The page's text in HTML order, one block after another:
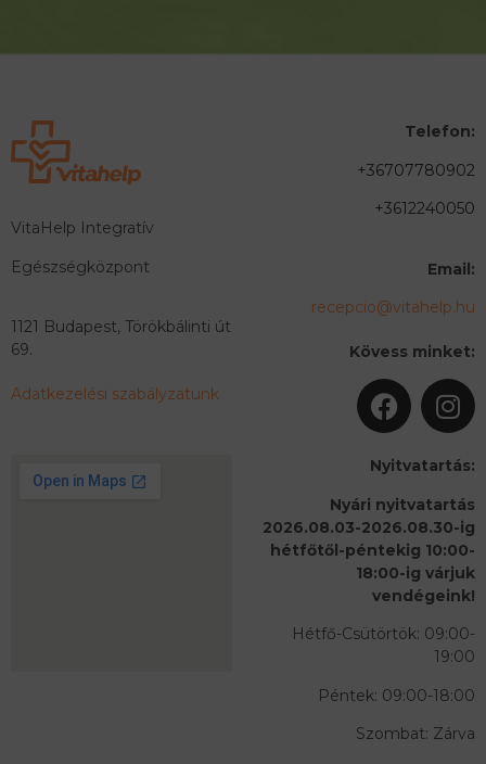
VitaHelp Integratív
Egészségközpont
1121 Budapest, Törökbálinti út
69.
Adatkezelési szabályzatunk
Telefon:
+36707780902
+3612240050
Email:
recepcio@vitahelp.hu
Kövess minket:
Nyitvatartás:
Nyári nyitvatartás
2026.08.03-2026.08.30-ig
hétfőtől-péntekig 10:00-
18:00-ig várjuk
vendégeink!
Hétfő-Csütörtök: 09:00-
19:00
Péntek: 09:00-18:00
Szombat: Zárva